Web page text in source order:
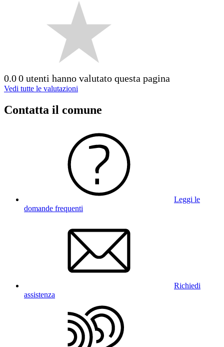
0.00 utenti hanno valutato questa pagina
Vedi tutte le valutazioni
Contatta il comune
Leggi le
domande frequenti
Richiedi
assistenza